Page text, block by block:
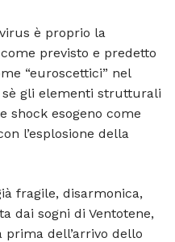
è proprio la
previsto e predetto
“euroscettici” nel
gli elementi strutturali
shock esogeno come
l’esplosione della
fragile, disarmonica,
dai sogni di Ventotene,
prima dell’arrivo dello